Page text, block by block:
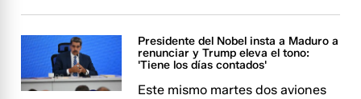
Presidente del Nobel insta a Maduro a
renunciar y Trump eleva el tono:
'Tiene los días contados'
Este mismo martes dos aviones